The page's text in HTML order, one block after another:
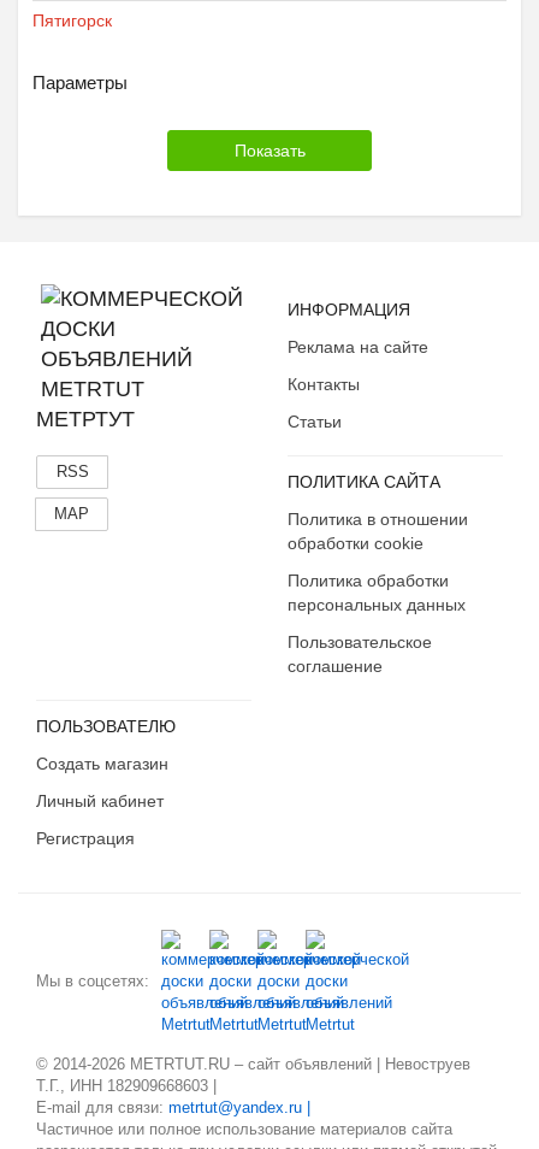
Пятигорск
Параметры
МЕТРТУТ
RSS
MAP
ИНФОРМАЦИЯ
Реклама на сайте
Контакты
Статьи
ПОЛИТИКА САЙТА
Политика в отношении
обработки cookie
Политика обработки
персональных данных
Пользовательское
соглашение
ПОЛЬЗОВАТЕЛЮ
Создать магазин
Личный кабинет
Регистрация
Мы в соцсетях:
© 2014-2026 METRTUT.RU – сайт объявлений | Невоструев
Т.Г., ИНН 182909668603 |
E-mail для связи: metrtut@yandex.ru |
Частичное или полное использование материалов сайта